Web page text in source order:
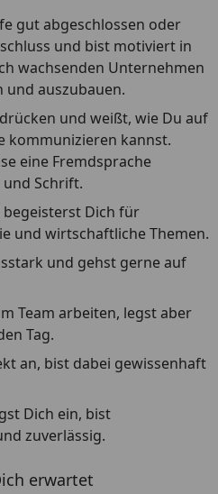
gut abgeschlossen oder
und bist motiviert in
wachsenden Unternehmen
und auszubauen.
und weißt, wie Du auf
kommunizieren kannst.
eine Fremdsprache
Schrift.
Dich für
und wirtschaftliche Themen.
und gehst gerne auf
Team arbeiten, legst aber
Tag.
an, bist dabei gewissenhaft
Dich ein, bist
zuverlässig.
erwartet